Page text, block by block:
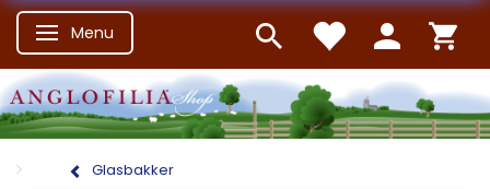
Skifte navigation
Menu
Glasbakker